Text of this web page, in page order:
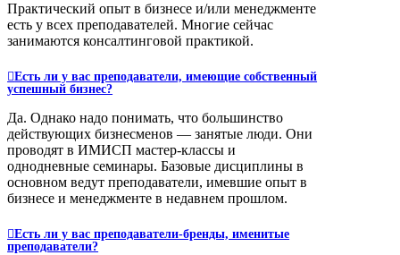
Практический опыт в бизнесе и/или менеджменте
есть у всех преподавателей. Многие сейчас
занимаются консалтинговой практикой.
Есть ли у вас преподаватели, имеющие собственный
успешный бизнес?
Да. Однако надо понимать, что большинство
действующих бизнесменов — занятые люди. Они
проводят в ИМИСП мастер-классы и
однодневные семинары. Базовые дисциплины в
основном ведут преподаватели, имевшие опыт в
бизнесе и менеджменте в недавнем прошлом.
Есть ли у вас преподаватели-бренды, именитые
преподаватели?